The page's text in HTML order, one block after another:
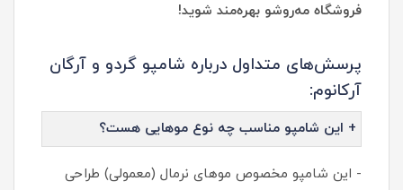
فروشگاه مه‌روشو بهره‌مند شوید!
پرسش‌های متداول درباره شامپو گردو و آرگان
آرکانوم:
+ این شامپو مناسب چه نوع موهایی هست؟
- این شامپو مخصوص موهای نرمال (معمولی) طراحی